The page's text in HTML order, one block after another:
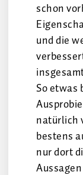
schon
und die
So etwas
natürlich
bestens
nur dort